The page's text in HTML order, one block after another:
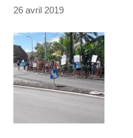
26 avril 2019